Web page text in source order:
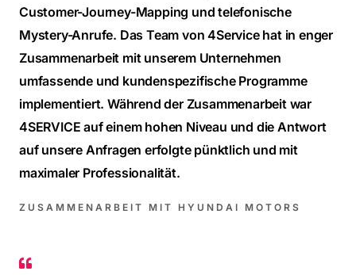
Customer-Journey-Mapping und telefonische
Mystery-Anrufe. Das Team von 4Service hat in enger
Zusammenarbeit mit unserem Unternehmen
umfassende und kundenspezifische Programme
implementiert. Während der Zusammenarbeit war
4SERVICE auf einem hohen Niveau und die Antwort
auf unsere Anfragen erfolgte pünktlich und mit
maximaler Professionalität.
ZUSAMMENARBEIT MIT HYUNDAI MOTORS